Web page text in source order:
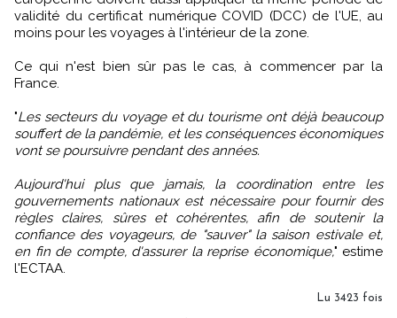
validité du certificat numérique COVID (DCC) de l'UE, au
moins pour les voyages à l'intérieur de la zone.
Ce qui n'est bien sûr pas le cas, à commencer par la
France.
"Les secteurs du voyage et du tourisme ont déjà beaucoup
souffert de la pandémie, et les conséquences économiques
vont se poursuivre pendant des années.
Aujourd'hui plus que jamais, la coordination entre les
gouvernements nationaux est nécessaire pour fournir des
règles claires, sûres et cohérentes, afin de soutenir la
confiance des voyageurs, de "sauver" la saison estivale et,
en fin de compte, d'assurer la reprise économique," estime
l'ECTAA.
Lu 3423 fois